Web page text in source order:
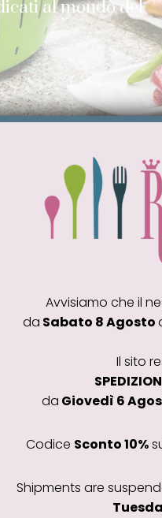
al mondo del
da
Avvisiamo che il
da Sabato 8 Agosto
Il sito
da Giovedì 6
Codice Sconto 10%
Shipments are